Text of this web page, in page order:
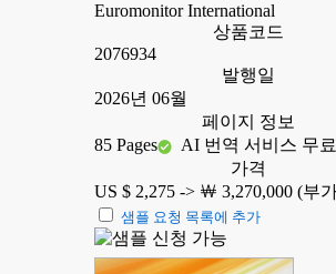
Euromonitor International
상품코드
2076934
발행일
2026년 06월
페이지 정보
85 Pages
AI 번역 서비스 무
가격
US $ 2,275 -> ￦ 3,270,000 (부
샘플 요청 목록에 추가